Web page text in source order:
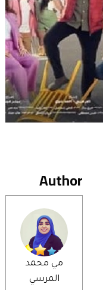
Author
مي محمد
المرسي